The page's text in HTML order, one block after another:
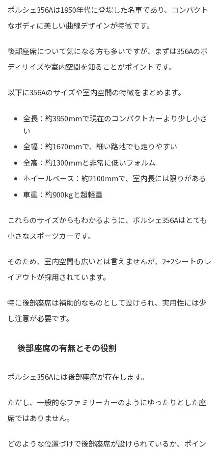
ポルシェ356Aは1950年代に登場した名車であり、コンパクト
なボディに美しい曲線デザインが特徴です。
後部座席について気になる方も多いですが、まずは356Aのボ
ディサイズや室内空間を知ることがポイントです。
以下に356Aのサイズや室内空間の特徴をまとめます。
全長：約3950mmで現在のコンパクトカーより少し小さ
い
全幅：約1670mmで、細い路地でも走りやすい
全高：約1300mmと非常に低いフォルム
ホイールベース：約2100mmで、室内長には限りがある
車重：約900kgと超軽量
これらのサイズからもわかるように、ポルシェ356Aはとても
小さなスポーツカーです。
そのため、室内空間も広いとは言えませんが、2+2シートのレ
イアウトが採用されています。
特に後部座席は補助的なものとして設けられ、実用性には少
し注意が必要です。
後部座席の有無とその役割
ポルシェ356Aには後部座席が存在します。
ただし、一般的なファミリーカーのようにゆったりとした座
席ではありません。
どのような位置づけで後部座席が設けられているか、ポイン